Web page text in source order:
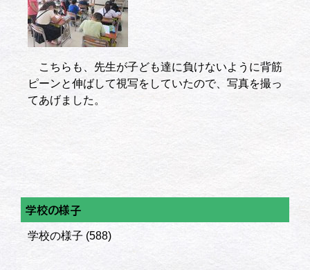
こちらも、先生が子ども達に負けないように背筋
ピーンと伸ばして視写をしていたので、写真を撮っ
てあげました。
学校の様子
学校の様子 (588)